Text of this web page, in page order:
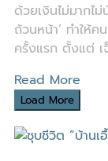
ด้วยเงินไม่มากไ
ถ้วนหน้า’ ทำให้ค
ครั้งแรก ตั้งแต่ เ
Read More
Load More